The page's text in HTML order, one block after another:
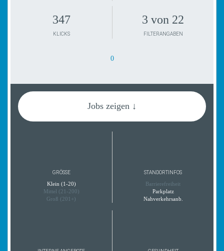
347
KLICKS
3 von 22
FILTERANGABEN
0
Jobs zeigen ↓
GRÖSSE
Klein (1-20)
Mittel (21-200)
Groß (201+)
STANDORTINFOS
Barrierefreiheit
Parkplatz
Nahverkehrsanb.